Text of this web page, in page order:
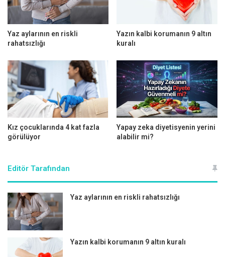
Yetişkinlerde ciddiye alınması gereken 6 önemli belirti!
3- Mide bulantısı ve kusma
4- Karın ağrısı
5- Gaz ve karında şişkinlik
Yaz aylarının en riskli
rahatsızlığı
Yazın kalbi korumanın 9 altın
kuralı
Kız çocuklarında 4 kat fazla
görülüyor
Yapay zeka diyetisyenin yerini
alabilir mi?
Editör Tarafından
Yaz aylarının en riskli rahatsızlığı
Yazın kalbi korumanın 9 altın kuralı